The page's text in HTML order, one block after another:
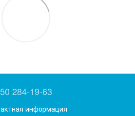
284-19-63
информация